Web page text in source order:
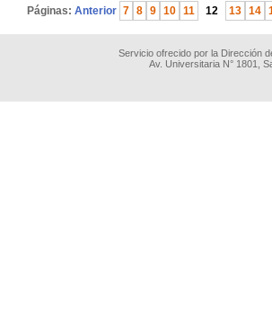
Páginas: Anterior 7 8 9 10 11 12 13 14
Servicio ofrecido por la Dirección
Av. Universitaria N° 1801,